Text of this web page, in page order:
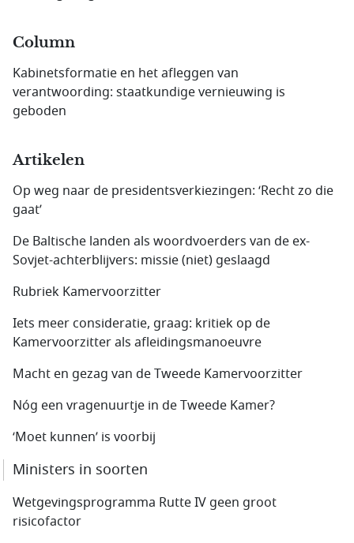
Column
Kabinetsformatie en het afleggen van
verantwoording: staatkundige vernieuwing is
geboden
Artikelen
Op weg naar de presidents­verkiezingen: ‘Recht zo die
gaat’
De Baltische landen als woordvoerders van de ex-
Sovjet-achterblijvers: missie (niet) geslaagd
Rubriek Kamervoorzitter
Iets meer consideratie, graag: kritiek op de
Kamervoorzitter als afleidingsmanoeuvre
Macht en gezag van de Tweede Kamervoorzitter
Nóg een vragenuurtje in de Tweede Kamer?
‘Moet kunnen’ is voorbij
Ministers in soorten
Wetgevingsprogramma Rutte IV geen groot
risicofactor